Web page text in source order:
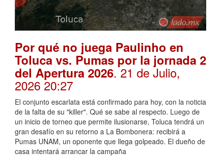
Por qué no juega Paulinho en
Toluca vs. Pumas por la jornada 2
del Apertura 2026. 21 de Julio,
2026 20:27
El conjunto escarlata está confirmado para hoy, con la noticia
de la falta de su "killer". Qué se sabe al respecto. Luego de
un inicio de torneo que permite ilusionarse, Toluca tendrá un
gran desafío en su retorno a La Bombonera: recibirá a
Pumas UNAM, un oponente que llega golpeado. El dueño de
casa intentará arrancar la campaña